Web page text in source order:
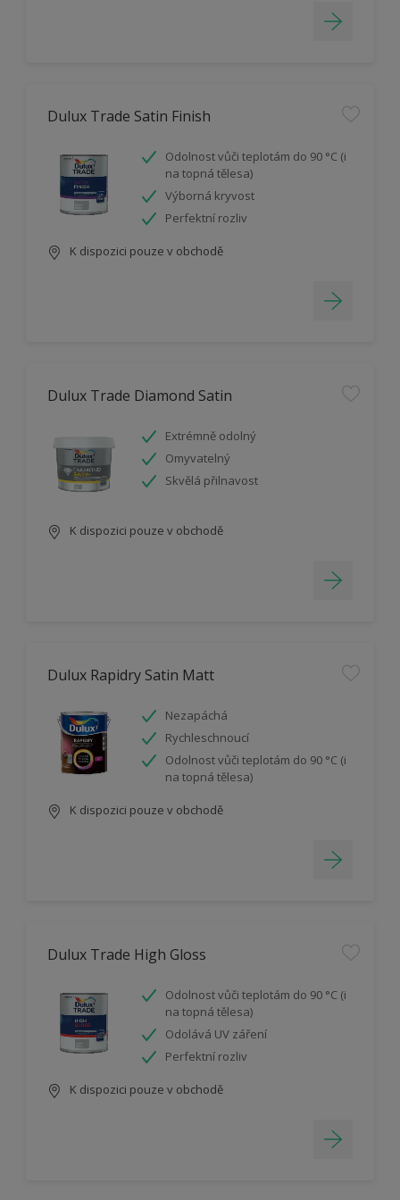
Dulux Trade Satin Finish
Odolnost vůči teplotám do 90 °C (i
na topná tělesa)
Výborná kryvost
Perfektní rozliv
K dispozici pouze v obchodě
Dulux Trade Diamond Satin
Extrémně odolný
Omyvatelný
Skvělá přilnavost
K dispozici pouze v obchodě
Dulux Rapidry Satin Matt
Nezapáchá
Rychleschnoucí
Odolnost vůči teplotám do 90 °C (i
na topná tělesa)
K dispozici pouze v obchodě
Dulux Trade High Gloss
Odolnost vůči teplotám do 90 °C (i
na topná tělesa)
Odolává UV záření
Perfektní rozliv
K dispozici pouze v obchodě